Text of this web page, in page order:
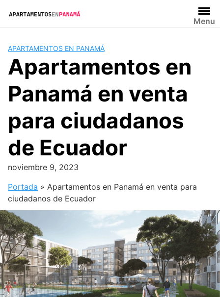
contenido
Menu
APARTAMENTOS EN PANAMÁ
Apartamentos en
Panamá en venta
para ciudadanos
de Ecuador
noviembre 9, 2023
Portada » Apartamentos en Panamá en venta para
ciudadanos de Ecuador